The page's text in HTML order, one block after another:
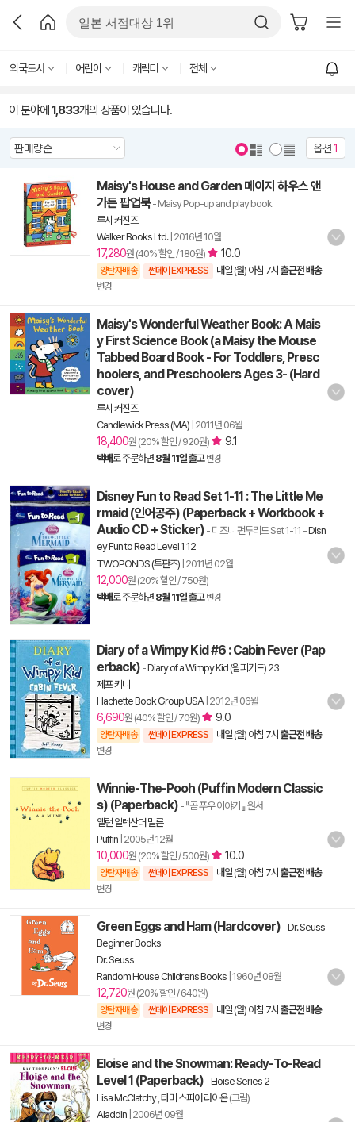
외국도서 어린이 캐릭터 전체
이 분야에 1,833개의 상품이 있습니다.
옵션1
Maisy's House and Garden 메이지 하우스 앤
가든 팝업북- Maisy Pop-up and play book
루시 커진즈
Walker Books Ltd.| 2016년 10월
17,280원 (40% 할인 / 180원) 10.0
양탄자배송 썬데이 EXPRESS 내일 (월) 아침 7시 출근전 배송
변경
Maisy's Wonderful Weather Book: A Mais
y First Science Book (a Maisy the Mouse
Tabbed Board Book - For Toddlers, Presc
hoolers, and Preschoolers Ages 3- (Hard
cover)
루시 커진즈
Candlewick Press (MA) 2011년 06월
18,400원 (20% 할인 / 920원) 9.1
택배로 주문하면 8월 11일 출고 변경
Disney Fun to Read Set 1-11 : The Little Me
rmaid (인어공주) (Paperback + Workbook +
Audio CD + Sticker) - 디즈니 펀투리드 Set 1-11 -Disn
ey Fun to Read Level 1 12
TWOPONDS (투판즈) 2011년 02월
12,000원 (20% 할인 / 750원)
택배로 주문하면 8월 11일 출고 변경
Diary of a Wimpy Kid #6 : Cabin Fever (Pap
erback) -Diary of a Wimpy Kid (윔피키드) 23
제프 키니
Hachette Book Group USA| 2012년 06월
6,690원 (40% 할인 / 70원) 9.0
양탄자배송 썬데이 EXPRESS 내일 (월) 아침 7시 출근전 배송
변경
Winnie-The-Pooh (Puffin Modern Classic
s) (Paperback) - 『곰 푸우 이야기 』 원서
앨런 알렉산더 밀른
Puffin 2005년 12월
10,000원 (20% 할인 / 500원) 10.0
양탄자배송 썬데이 EXPRESS 내일 (월) 아침 7시 출근전 배송
변경
Green Eggs and Ham (Hardcover) -Dr. Seuss
Beginner Books
Dr. Seuss
Random House Childrens Books 1960년 08월
12,720원 (20% 할인 / 640원)
양탄자배송 썬데이 EXPRESS 내일 (월) 아침 7시 출근전 배송
변경
Eloise and the Snowman: Ready-To-Read
Level 1 (Paperback) -Eloise Series 2
Lisa McClatchy, 타미 스피어 라이온(그림)
Aladdin 2006년 09월